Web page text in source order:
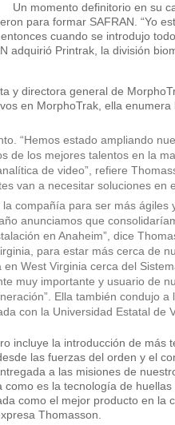
Un momento definitorio en su
para formar SAFRAN. “Yo
cuando se introdujo
adquirió Printrak, la división
y directora general de
en MorphoTrak, ella enumera
“Hemos estado ampliando
de los mejores talentos en la
de video”, refiere
van a necesitar soluciones en
compañía para ser más ágiles
anunciamos que
en Anaheim”, dice
para estar más cerca de
West Virginia cerca del
muy importante y usuario de
Ella también condujo a
con la Universidad Estatal de
incluye la introducción de más
las fuerzas del orden y el
a las misiones de
es la tecnología de
como el mejor producto en la
Thomasson.